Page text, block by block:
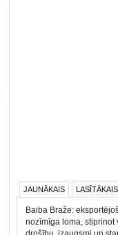
JAUNĀKAIS LASĪTĀKAIS
Baiba Braže:
nozīmīga loma, stiprinot